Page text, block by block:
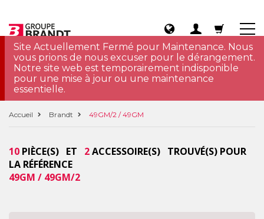
Site Actuellement Fermé pour Maintenance. Nous
vous prions de nous excuser pour le dérangement.
Notre site web est temporairement indisponible
pour une mise à jour ou une maintenance
essentielle.
Accueil Brandt 49GM/2 / 49GM
10 PIÈCE(S) ET 2ACCESSOIRE(S) TROUVÉ(S) POUR
LA RÉFÉRENCE
49GM / 49GM/2